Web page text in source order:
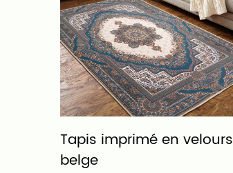
Tapis imprimé en velours
belge